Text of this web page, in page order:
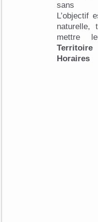
L’objectif
naturelle,
mettre
Territoire